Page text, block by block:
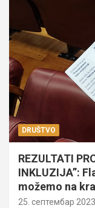
DRUŠTVO
REZULTATI
INKLUZIJA”:
možemo na
25. септембар